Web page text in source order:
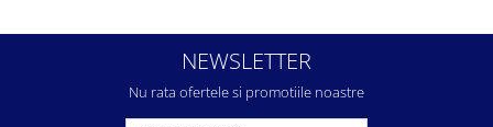
NEWSLETTER
Nu rata ofertele si promotiile noastre